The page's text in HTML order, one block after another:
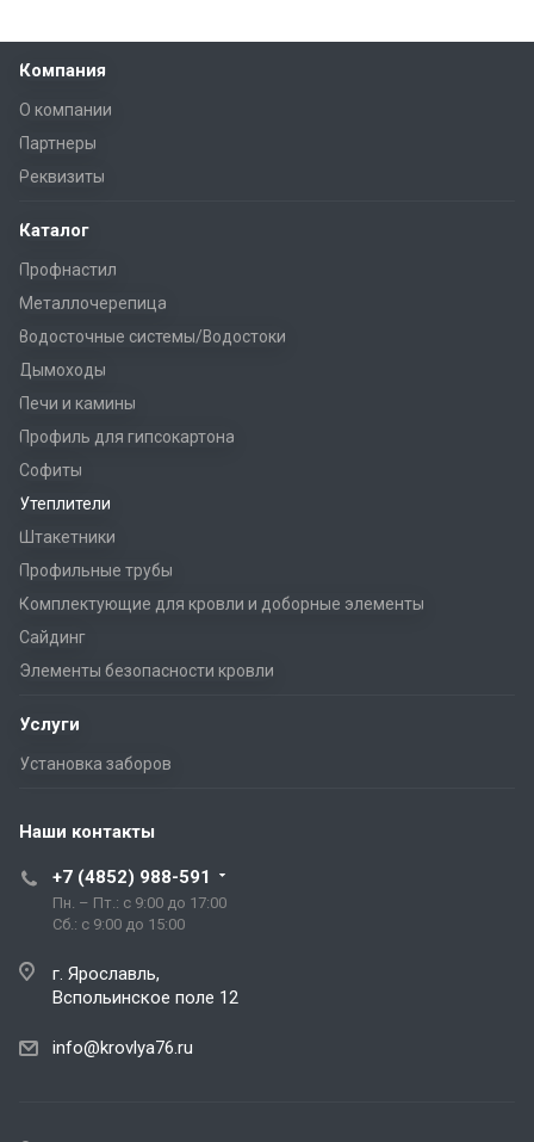
Компания
О компании
Партнеры
Реквизиты
Каталог
Профнастил
Металлочерепица
Водосточные системы/Водостоки
Дымоходы
Печи и камины
Профиль для гипсокартона
Софиты
Утеплители
Штакетники
Профильные трубы
Комплектующие для кровли и доборные элементы
Сайдинг
Элементы безопасности кровли
Услуги
Установка заборов
Наши контакты
+7 (4852) 988-591
Пн. – Пт.: с 9:00 до 17:00
Сб.: с 9:00 до 15:00
г. Ярославль,
Вспольинское поле 12
info@krovlya76.ru